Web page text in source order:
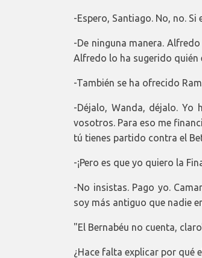
-Espero, Santiago. No, no. Si
-De ninguna manera.
Alfredo lo ha sugerido quién
-También se ha ofrecido
-Déjalo, Wanda, déjalo. Yo
vosotros. Para eso me
tú tienes partido contra el
-¡Pero es que yo quiero la
-No insistas. Pago yo.
soy más antiguo que nadie
"El Bernabéu no cuenta,
¿Hace falta explicar por qué